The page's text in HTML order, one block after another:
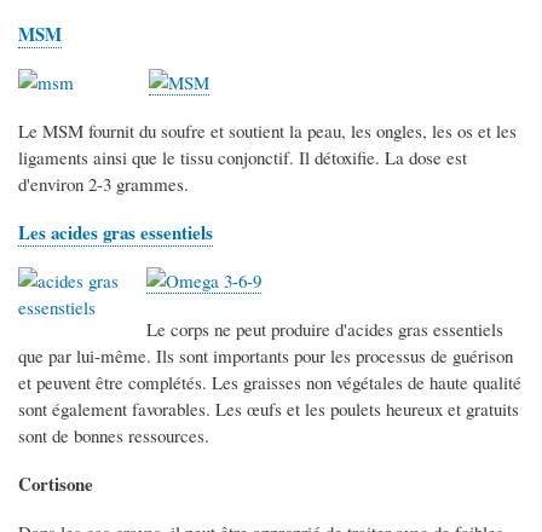
MSM
Le MSM fournit du soufre et soutient la peau, les ongles, les os et les
ligaments ainsi que le tissu conjonctif. Il détoxifie. La dose est
d'environ 2-3 grammes.
Les acides gras essentiels
Le corps ne peut produire d'acides gras essentiels
que par lui-même. Ils sont importants pour les processus de guérison
et peuvent être complétés. Les graisses non végétales de haute qualité
sont également favorables. Les œufs et les poulets heureux et gratuits
sont de bonnes ressources.
Cortisone